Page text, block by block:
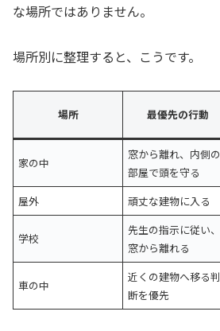
な場所ではありません。
場所別に整理すると、こうです。
場所 最優先の行動
家の中
窓から離れ、内側の
部屋で頭を守る
屋外 頑丈な建物に入る
学校
先生の指示に従い、
窓から離れる
車の中
近くの建物へ移る判
断を優先